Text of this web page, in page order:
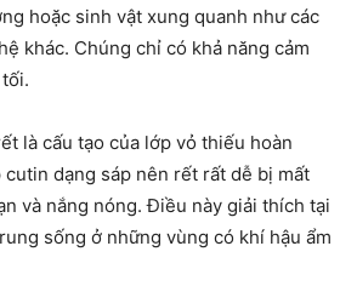
hoặc sinh vật xung quanh như các
khác. Chúng chỉ có khả năng cảm
là cấu tạo của lớp vỏ thiếu hoàn
dạng sáp nên rết rất dễ bị mất
và nắng nóng. Điều này giải thích tại
sống ở những vùng có khí hậu ẩm